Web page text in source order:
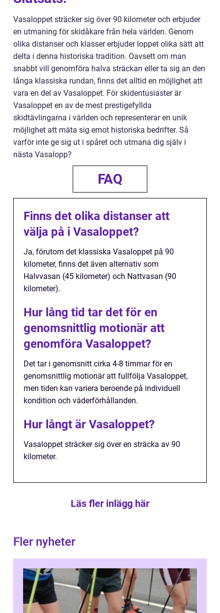
Vasaloppet sträcker sig över 90 kilometer och erbjuder
en utmaning för skidåkare från hela världen. Genom
olika distanser och klasser erbjuder loppet olika sätt att
delta i denna historiska tradition. Oavsett om man
snabbt vill genomföra halva sträckan eller ta sig an den
långa klassiska rundan, finns det alltid en möjlighet att
vara en del av Vasaloppet. För skidentusiaster är
Vasaloppet en av de mest prestigefyllda
skidtävlingarna i världen och representerar en unik
möjlighet att mäta sig emot historiska bedrifter. Så
varför inte ge sig ut i spåret och utmana dig själv i
nästa Vasalopp?
FAQ
Finns det olika distanser att
välja på i Vasaloppet?
Ja, förutom det klassiska Vasaloppet på 90
kilometer, finns det även alternativ som
Halvvasan (45 kilometer) och Nattvasan (90
kilometer).
Hur lång tid tar det för en
genomsnittlig motionär att
genomföra Vasaloppet?
Det tar i genomsnitt cirka 4-8 timmar för en
genomsnittlig motionär att fullfölja Vasaloppet,
men tiden kan variera beroende på individuell
kondition och väderförhållanden.
Hur långt är Vasaloppet?
Vasaloppet sträcker sig över en sträcka av 90
kilometer.
Läs fler inlägg här
Fler nyheter